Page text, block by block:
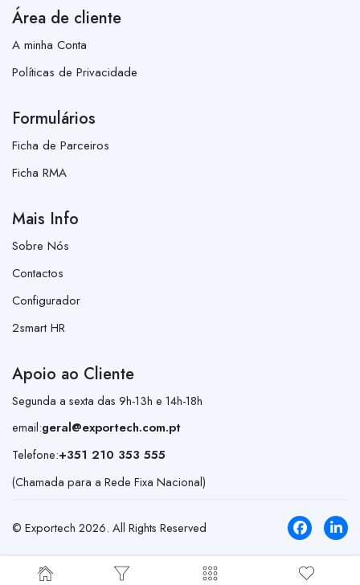
Área de cliente
A minha Conta
Políticas de Privacidade
Formulários
Ficha de Parceiros
Ficha RMA
Mais Info
Sobre Nós
Contactos
Configurador
2smart HR
Apoio ao Cliente
Segunda a sexta das 9h-13h e 14h-18h
email:geral@exportech.com.pt
Telefone:+351 210 353 555
(Chamada para a Rede Fixa Nacional)
© Exportech 2026. All Rights Reserved